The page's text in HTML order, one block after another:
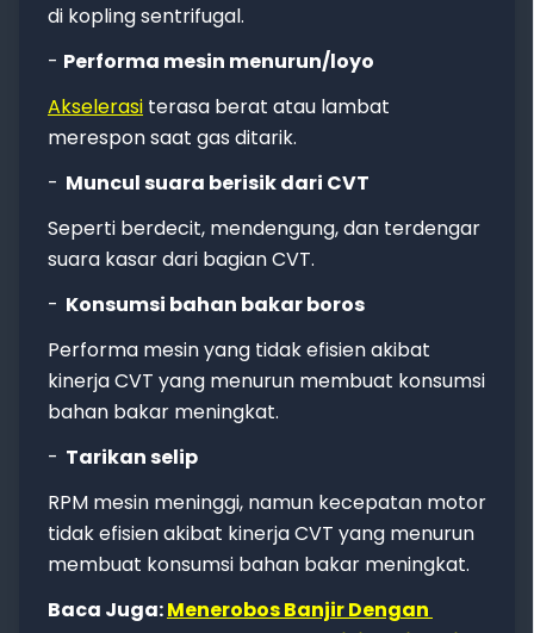
di kopling sentrifugal.
- Performa mesin menurun/loyo
Akselerasi terasa berat atau lambat
merespon saat gas ditarik.
- Muncul suara berisik dari CVT
Seperti berdecit, mendengung, dan terdengar
suara kasar dari bagian CVT.
- Konsumsi bahan bakar boros
Performa mesin yang tidak efisien akibat
kinerja CVT yang menurun membuat konsumsi
bahan bakar meningkat.
- Tarikan selip
RPM mesin meninggi, namun kecepatan motor
tidak efisien akibat kinerja CVT yang menurun
membuat konsumsi bahan bakar meningkat.
Baca Juga:Menerobos Banjir Dengan